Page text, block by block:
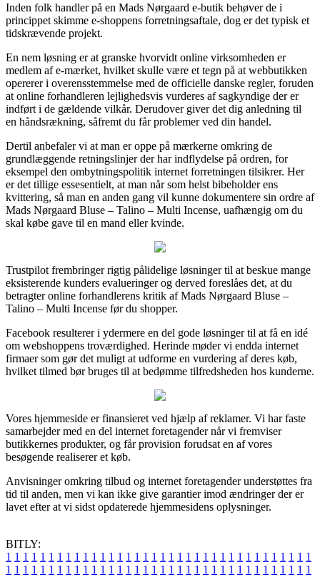
Inden folk handler på en Mads Nørgaard e-butik behøver de i
princippet skimme e-shoppens forretningsaftale, dog er det typisk et
tidskrævende projekt.
En nem løsning er at granske hvorvidt online virksomheden er
medlem af e-mærket, hvilket skulle være et tegn på at webbutikken
opererer i overensstemmelse med de officielle danske regler, foruden
at online forhandleren lejlighedsvis vurderes af sagkyndige der er
indført i de gældende vilkår. Derudover giver det dig anledning til
en håndsrækning, såfremt du får problemer ved din handel.
Dertil anbefaler vi at man er oppe på mærkerne omkring de
grundlæggende retningslinjer der har indflydelse på ordren, for
eksempel den ombytningspolitik internet forretningen tilsikrer. Her
er det tillige essesentielt, at man når som helst bibeholder ens
kvittering, så man en anden gang vil kunne dokumentere sin ordre af
Mads Nørgaard Bluse – Talino – Multi Incense, uafhængig om du
skal købe gave til en mand eller kvinde.
Trustpilot frembringer rigtig pålidelige løsninger til at beskue mange
eksisterende kunders evalueringer og derved foreslåes det, at du
betragter online forhandlerens kritik af Mads Nørgaard Bluse –
Talino – Multi Incense før du shopper.
Facebook resulterer i ydermere en del gode løsninger til at få en idé
om webshoppens troværdighed. Herinde møder vi endda internet
firmaer som gør det muligt at udforme en vurdering af deres køb,
hvilket tilmed bør bruges til at bedømme tilfredsheden hos kunderne.
Vores hjemmeside er finansieret ved hjælp af reklamer. Vi har faste
samarbejder med en del internet foretagender når vi fremviser
butikkernes produkter, og får provision forudsat en af vores
besøgende realiserer et køb.
Anvisninger omkring tilbud og internet foretagender understøttes fra
tid til anden, men vi kan ikke give garantier imod ændringer der er
lavet efter at vi sidst opdaterede hjemmesidens oplysninger.
BITLY:
1 1 1 1 1 1 1 1 1 1 1 1 1 1 1 1 1 1 1 1 1 1 1 1 1 1 1 1 1 1 1 1 1 1 1 1
1 1 1 1 1 1 1 1 1 1 1 1 1 1 1 1 1 1 1 1 1 1 1 1 1 1 1 1 1 1 1 1 1 1 1 1